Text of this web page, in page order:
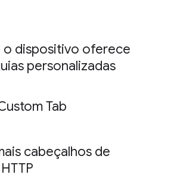
o dispositivo oferece
personalizadas
Tab
cabeçalhos de